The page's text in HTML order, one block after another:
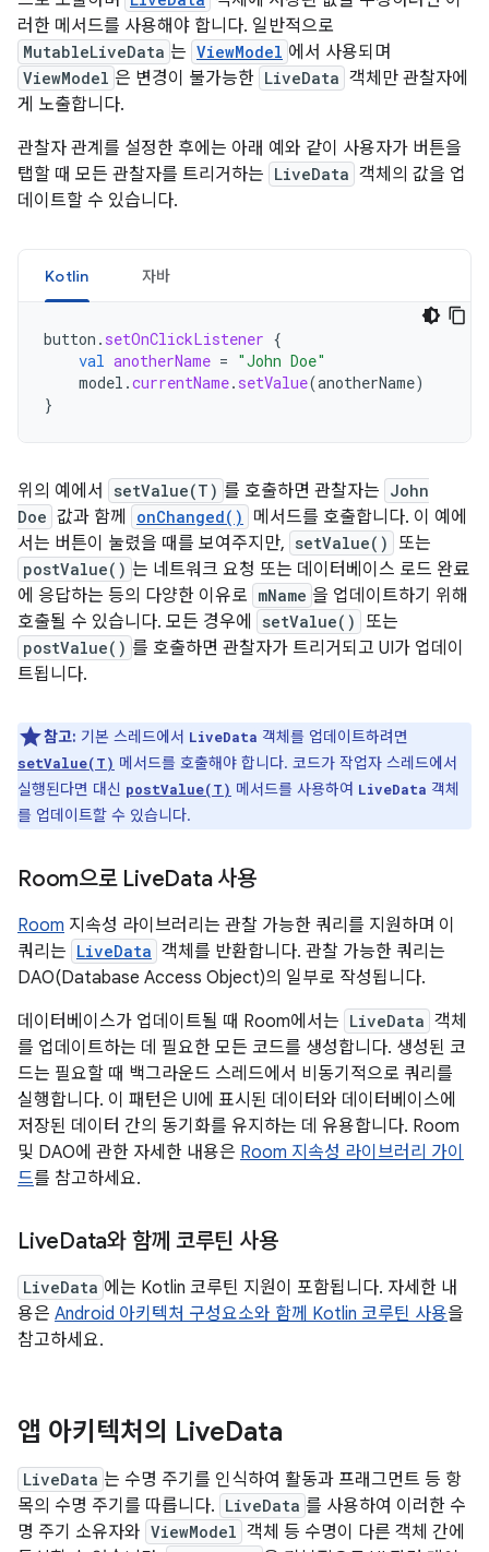
러한 메서드를 사용해야 합니다. 일반적으로
MutableLiveData 는 ViewModel 에서 사용되며
ViewModel 은 변경이 불가능한 LiveData 객체만 관찰자에
게 노출합니다.
관찰자 관계를 설정한 후에는 아래 예와 같이 사용자가 버튼을
탭할 때 모든 관찰자를 트리거하는 LiveData 객체의 값을 업
데이트할 수 있습니다.
Kotlin 자바
button . setOnClickListener {
val anotherName = "John Doe"
model .currentName. setValue(anotherName)
}
위의 예에서 setValue(T) 를 호출하면 관찰자는 John
Doe 값과 함께 onChanged()
메서드를 호출합니다. 이 예에
서는 버튼이 눌렸을 때를 보여주지만, setValue() 또는
postValue() 는 네트워크 요청 또는 데이터베이스 로드 완료
에 응답하는 등의 다양한 이유로 mName 을 업데이트하기 위해
호출될 수 있습니다. 모든 경우에
setValue() 또는
postValue() 를 호출하면 관찰자가 트리거되고 UI가 업데이
트됩니다.
참고: 기본 스레드에서 LiveData 객체를 업데이트하려면
setValue(T) 메서드를 호출해야 합니다. 코드가 작업자 스레드에서
실행된다면 대신 postValue(T) 메서드를 사용하여 LiveData 객체
를 업데이트할 수 있습니다.
Room으로 LiveData 사용
Room 지속성 라이브러리는 관찰 가능한 쿼리를 지원하며 이
쿼리는 LiveData 객체를 반환합니다. 관찰 가능한 쿼리는
DAO(Database Access Object)의 일부로 작성됩니다.
데이터베이스가 업데이트될 때 Room에서는 LiveData 객체
를 업데이트하는 데 필요한 모든 코드를 생성합니다. 생성된 코
드는 필요할 때 백그라운드 스레드에서 비동기적으로 쿼리를
실행합니다. 이 패턴은 UI에 표시된 데이터와 데이터베이스에
저장된 데이터 간의 동기화를 유지하는 데 유용합니다. Room
및 DAO에 관한 자세한 내용은 Room 지속성 라이브러리 가이
드를 참고하세요.
LiveData와 함께 코루틴 사용
LiveData 에는 Kotlin 코루틴 지원이 포함됩니다. 자세한 내
용은 Android 아키텍처 구성요소와 함께 Kotlin 코루틴 사용을
참고하세요.
앱 아키텍처의 LiveData
LiveData 는 수명 주기를 인식하여 활동과 프래그먼트 등 항
목의 수명 주기를 따릅니다. LiveData 를 사용하여 이러한 수
명 주기 소유자와 ViewModel 객체 등 수명이 다른 객체 간에